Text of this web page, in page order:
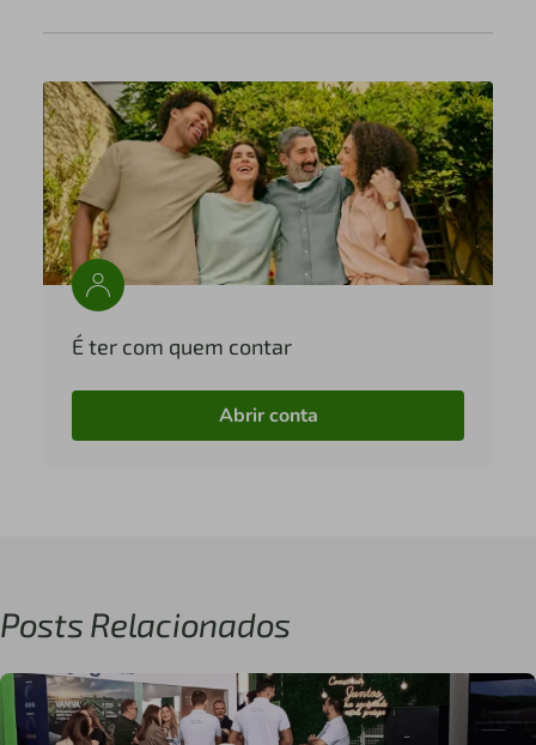
É ter com quem contar
Abrir conta
Posts Relacionados